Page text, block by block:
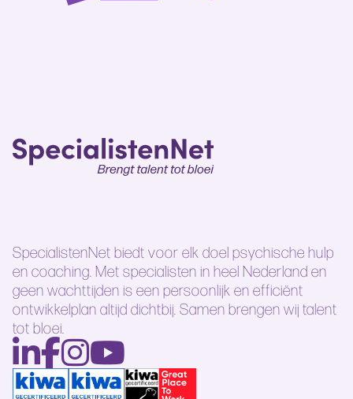
SpecialistenNet biedt voor elk doel psychische hulp
en coaching. Met specialisten in heel Nederland en
geen wachttijden is een persoonlijk en efficiënt
ontwikkelplan altijd dichtbij. Samen brengen wij talent
tot bloei.